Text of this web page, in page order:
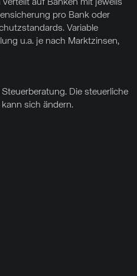
auf Banken mit jeweils
pro Bank oder
Variable
u.a. je nach Marktzinsen,
Die steuerliche
sich ändern.